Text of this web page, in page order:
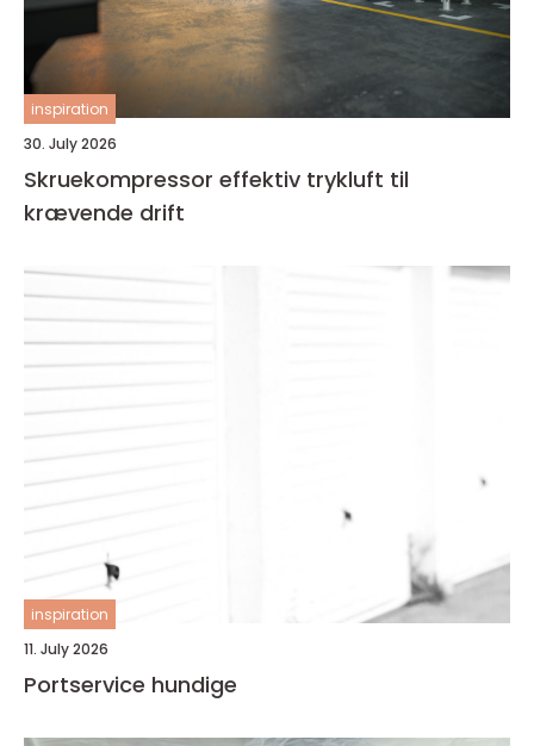
inspiration
30. July 2026
Skruekompressor effektiv trykluft til
krævende drift
inspiration
11. July 2026
Portservice hundige